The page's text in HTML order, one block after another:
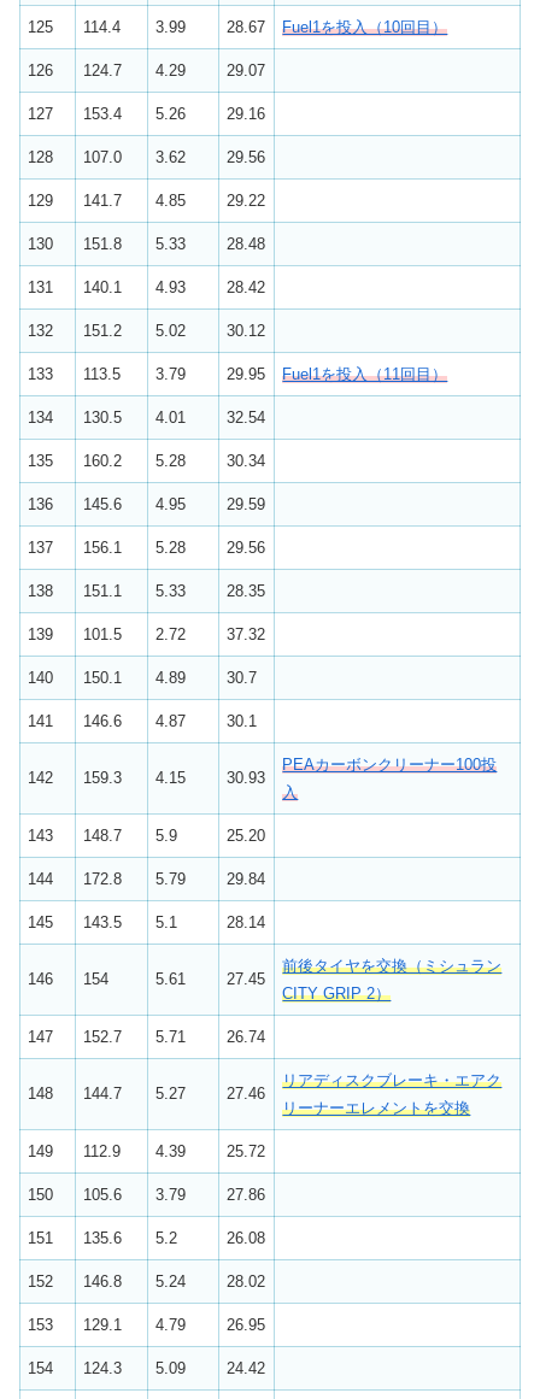
125 114.4 3.99 28.67 Fuel1を投入（10回目）
126 124.7 4.29 29.07
127 153.4 5.26 29.16
128 107.0 3.62 29.56
129 141.7 4.85 29.22
130 151.8 5.33 28.48
131 140.1 4.93 28.42
132 151.2 5.02 30.12
133 113.5 3.79 29.95 Fuel1を投入（11回目）
134 130.5 4.01 32.54
135 160.2 5.28 30.34
136 145.6 4.95 29.59
137 156.1 5.28 29.56
138 151.1 5.33 28.35
139 101.5 2.72 37.32
140 150.1 4.89 30.7
141 146.6 4.87 30.1
142 159.3 4.15 30.93
PEAカーボンクリーナー100投
入
143 148.7 5.9 25.20
144 172.8 5.79 29.84
145 143.5 5.1 28.14
146 154 5.61 27.45
前後タイヤを交換（ミシュラン
CITY GRIP 2）
147 152.7 5.71 26.74
148 144.7 5.27 27.46
リアディスクブレーキ・エアク
リーナーエレメントを交換
149 112.9 4.39 25.72
150 105.6 3.79 27.86
151 135.6 5.2 26.08
152 146.8 5.24 28.02
153 129.1 4.79 26.95
154 124.3 5.09 24.42